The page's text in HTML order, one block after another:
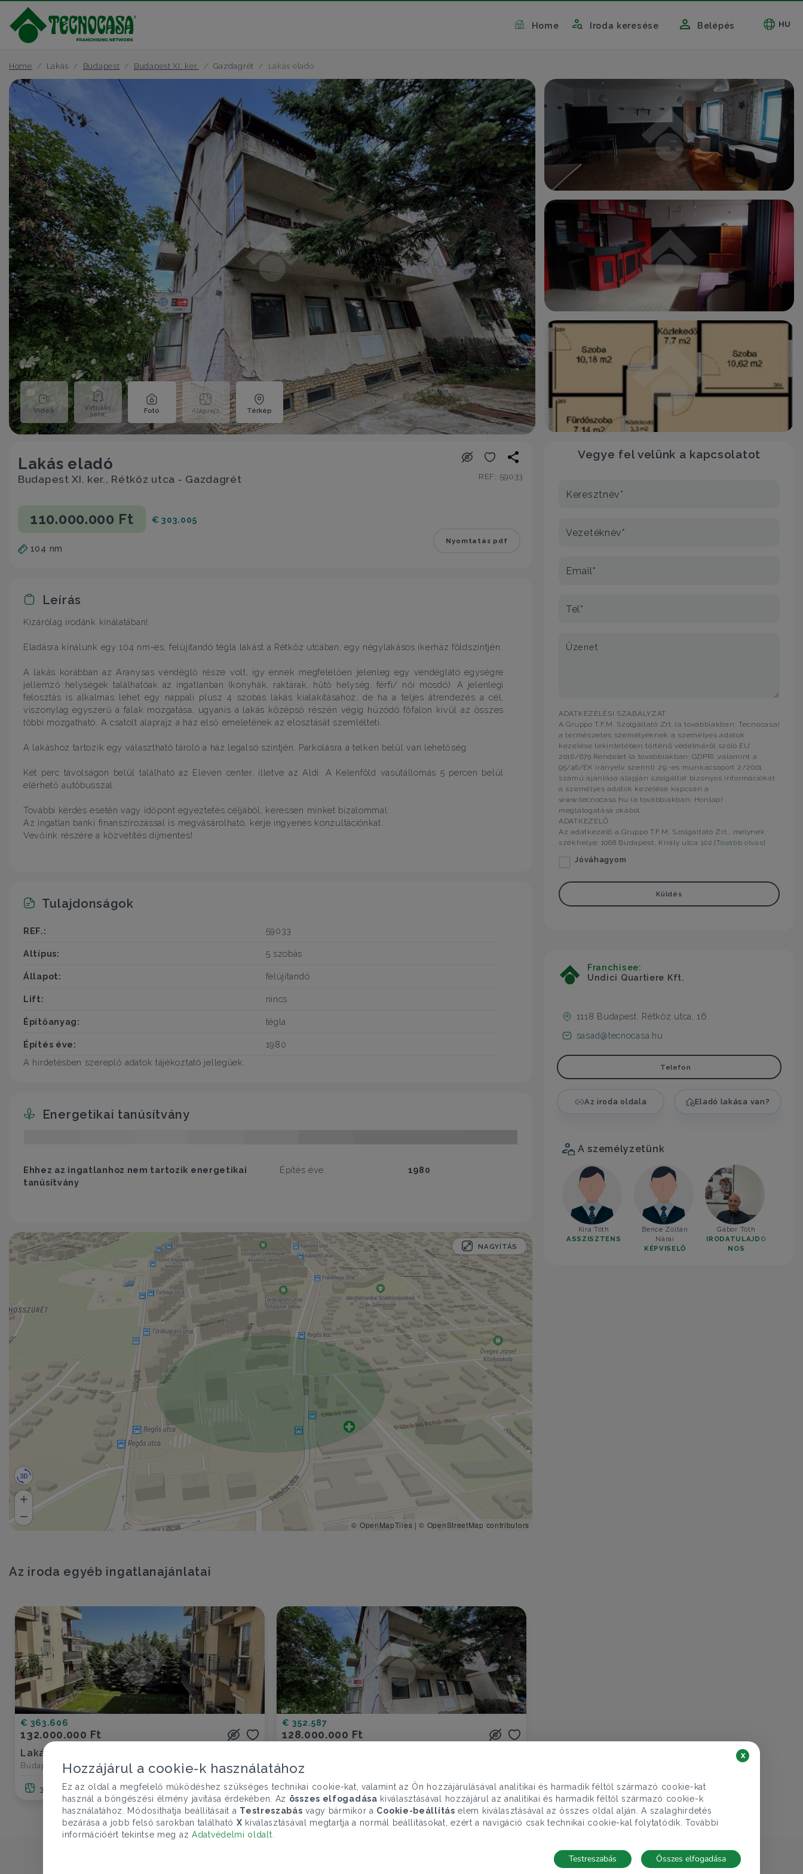
Home Iroda keresése Belépés HU
Home Lakás Budapest Budapest XI. ker. Gazdagrét Lakás eladó
Videó Virtuális
séta; Fotó Alaprajz Térkép
Lakás eladó
Budapest XI. ker., Rétköz utca - Gazdagrét REF: 59033
110.000.000 Ft € 303.005
104 nm
Nyomtatás pdf
Leírás
Kizárólag irodánk kínálatában!
Eladásra kínálunk egy 104 nm-es, felújítandó tégla lakást a Rétköz utcában, egy négylakásos ikerház földszintjén.
A lakás korábban az Aranysas vendéglő része volt, így ennek megfelelően jelenleg egy vendéglátó egységre
jellemző helységek találhatóak az ingatlanban (konyhák, raktárak, hűtő helység, férfi/ női mosdó). A jelenlegi
felosztás is alkalmas lehet egy nappali plusz 4 szobás lakás kialakításához, de ha a teljes átrendezés a cél,
viszonylag egyszerű a falak mozgatása, ugyanis a lakás középső részén végig húzódó főfalon kívül az összes
többi mozgatható. A csatolt alaprajz a ház első emeletének az elosztását szemlélteti.
A lakáshoz tartozik egy választható tároló a ház legalsó szintjén. Parkolásra a telken belül van lehetőség.
Két perc távolságon belül található az Eleven center, illetve az Aldi. A Kelenföld vasútállomás 5 percen belül
elérhető autóbusszal.
További kérdés esetén vagy időpont egyeztetés céljából, keressen minket bizalommal.
Az ingatlan banki finanszírozással is megvásárolható, kérje ingyenes konzultációnkat.
Vevőink részére a közvetítés díjmentes!
Tulajdonságok
REF.: 59033
Altípus: 5 szobás
Állapot: felújítandó
Lift: nincs
Építőanyag: tégla
Építés éve:
1980
A hirdetésben szereplő adatok tájékoztató jellegűek.
Energetikai tanúsítvány
Ehhez az ingatlanhoz nem tartozik energetikai
tanúsítvány
Építés éve: 1980
NAGYÍTÁS
© OpenMapTiles |© OpenStreetMap contributors
Az iroda egyéb ingatlanajánlatai
€ 363.606
132.000.000 Ft
Lakás eladó
Budapest XI. ker., Kelenföldi út - K-DélBuda
3 szoba 76 nm 1 fürdő
€ 352.587
128.000.000 Ft
Budapest XI. ker., Rétköz utca - Gazdagrét
5 szoba 104 nm 104 nm
Vegye fel velünk a kapcsolatot
Keresztnév*
Vezetéknév*
Email*
Tel*
Üzenet
ADATKEZELÉSI SZABÁLYZAT
A Gruppo T.F.M. Szolgáltató Zrt. (a továbbiakban: Tecnocasa)
a természetes személyeknek a személyes adatok
kezelése tekintetében történő védelméről szóló EU
2016/679 Rendelet (a továbbiakban: GDPR) ,valamint a
95/46/EK irányelv szerinti 29.-es munkacsoport 2/2001.
számú ajánlása alapján szolgáltat bizonyos információkat
a személyes adatok kezelése kapcsán a
www.tecnocasa.hu (a továbbiakban: Honlap)
meglátogatása okából.
ADATKEZELŐ
Az adatkezelő a Gruppo T.F.M. Szolgáltató Zrt., melynek
székhelye: 1068 Budapest, Király utca 102.[Tovább olvas]
Jóváhagyom
Küldés
Franchisee:
Undici Quartiere Kft.
1118 Budapest, Rétköz utca, 16.
sasad@tecnocasa.hu
Telefon
Az iroda oldala Eladó lakása van?
A személyzetünk
Kíra Tóth
ASSZISZTENS
Bence Zoltán
Nárai
KÉPVISELŐ
Gábor Tóth
IRODATULAJDO
NOS
Hozzájárul a cookie-k használatához
Ez az oldal a megfelelő működéshez szükséges technikai cookie-kat, valamint az Ön hozzájárulásával analitikai és harmadik féltől származó cookie-kat
használ a böngészési élmény javítása érdekében. Az összes elfogadása kiválasztásával hozzájárul az analitikai és harmadik féltől származó cookie-k
használatához. Módosíthatja beállításait a Testreszabás vagy bármikor a Cookie-beállítás elem kiválasztásával az összes oldal alján. A szalaghirdetés
bezárása a jobb felső sarokban található X kiválasztásával megtartja a normál beállításokat, ezért a navigáció csak technikai cookie-kal folytatódik. További
információért tekintse meg az Adatvédelmi oldalt
x
Összes elfogadása
Testreszabás